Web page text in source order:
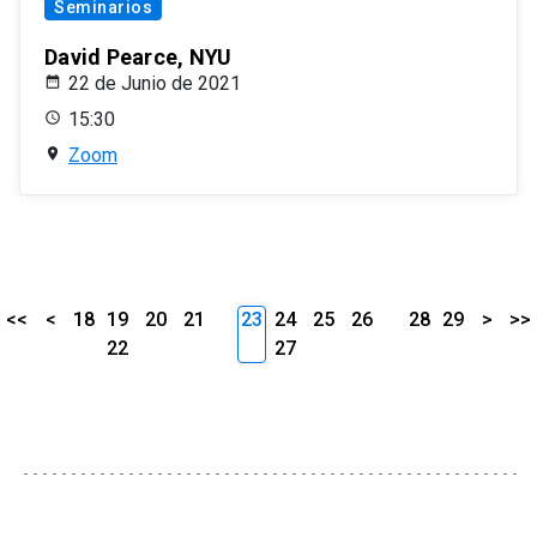
Seminarios
David Pearce, NYU
22 de Junio de 2021
15:30
Zoom
<< < 18 19 20
21
22
23 24 25
26
27
28 29 > >>